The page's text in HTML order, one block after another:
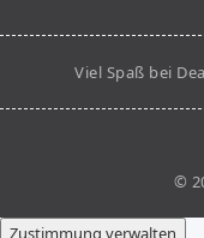
Viel Spaß bei
©
Zustimmung verwalten